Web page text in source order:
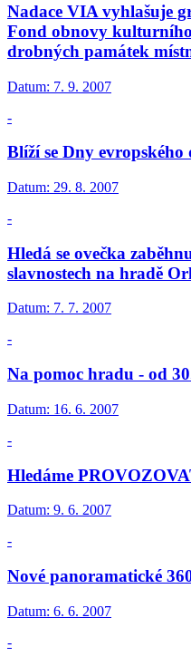
Nadace VIA vyhlašuje
Fond obnovy
drobných památek
Datum: 7. 9. 2007
-
Blíží se Dny
Datum: 29. 8. 2007
-
Hledá se ovečka
slavnostech na hradě
Datum: 7. 7. 2007
-
Na pomoc hradu - od
Datum: 16. 6. 2007
-
Hledáme
Datum: 9. 6. 2007
-
Nové panoramatické
Datum: 6. 6. 2007
-